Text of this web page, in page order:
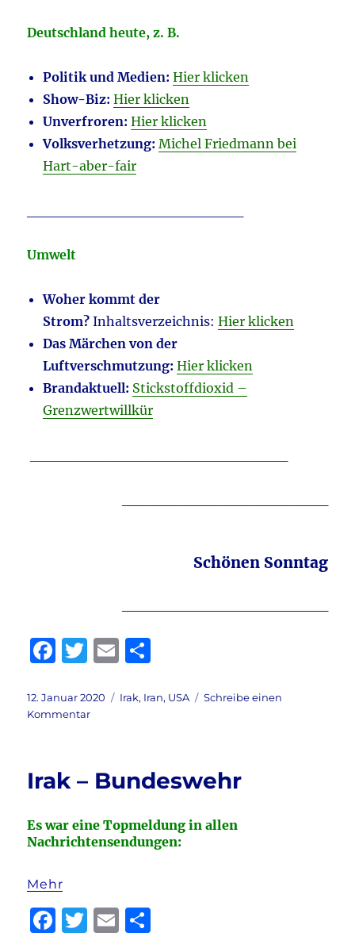
Deutschland heute, z. B.
Politik und Medien: Hier klicken
Show-Biz: Hier klicken
Unverfroren: Hier klicken
Volksverhetzung: Michel Friedmann bei
Hart-aber-fair
Umwelt
Woher kommt der
Strom? Inhaltsverzeichnis:Hier klicken
Das Märchen von der
Luftverschmutzung: Hier klicken
Brandaktuell: Stickstoffdioxid –
Grenzwertwillkür
Schönen Sonntag
F
c
e
o
k
T
it
te
E
ai le
Veröffentlicht
am
12. Januar 2020 Kategorien
Irak, Iran, USA
Schreibe einen
Kommentarzu
Leser!
Irak – Bundeswehr
Es war eine Topmeldung in allen
Nachrichtensendungen:
Mehr
F
T
E